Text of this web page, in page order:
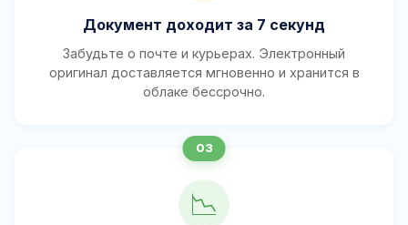
Документ доходит за 7 секунд
Забудьте о почте и курьерах. Электронный
оригинал доставляется мгновенно и хранится в
облаке бессрочно.
📉